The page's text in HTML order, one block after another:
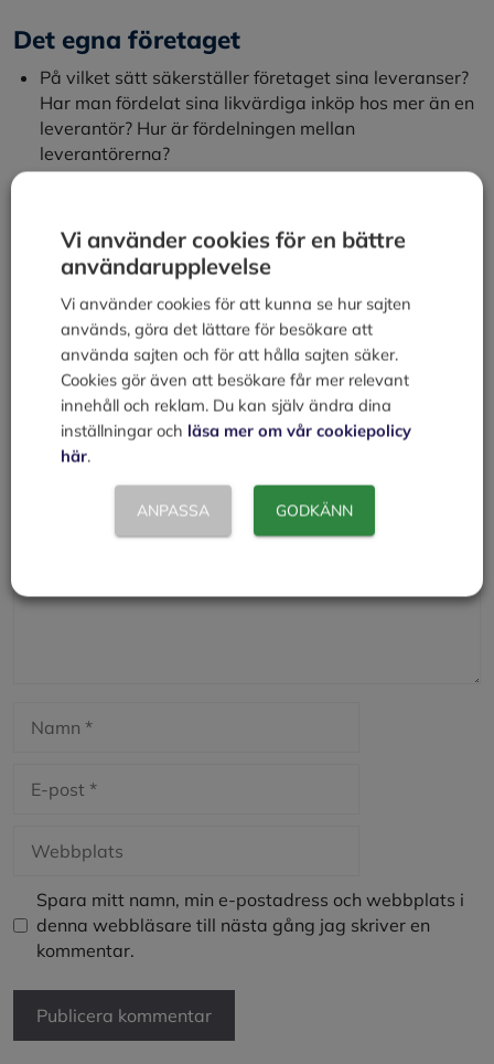
Det egna företaget
På vilket sätt säkerställer företaget sina leveranser?
Har man fördelat sina likvärdiga inköp hos mer än en
leverantör? Hur är fördelningen mellan
leverantörerna?
för att skapa ett oberoende till leverantörerna.
Kategorier
Produktion
Lokaler / Mark
Lämna en kommentar
Kommentar
post
Spara mitt namn, min e-postadress och webbplats i
denna webbläsare till nästa gång jag skriver en
kommentar.
Vi använder cookies för en bättre
användarupplevelse
Vi använder cookies för att kunna se hur sajten
används, göra det lättare för besökare att
använda sajten och för att hålla sajten säker.
Cookies gör även att besökare får mer relevant
innehåll och reklam. Du kan själv ändra dina
inställningar och läsa mer om vår cookiepolicy
här.
ANPASSA GODKÄNN